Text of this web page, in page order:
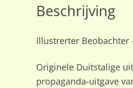
Beschrijving
Illustrerter Beobachter
Originele Duitstalige
propaganda-uitgave